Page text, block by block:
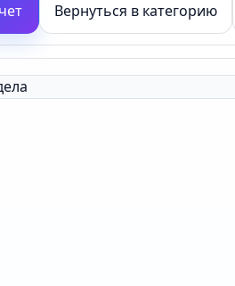
Вернуться в категорию